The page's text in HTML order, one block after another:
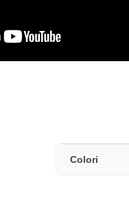
Colori